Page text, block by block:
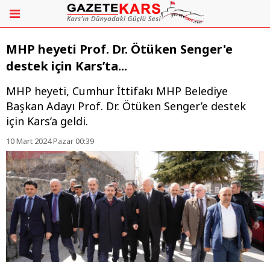
MHP heyeti Prof. Dr. Ötüken Senger'e
destek için Kars’ta...
MHP heyeti, Cumhur İttifakı MHP Belediye
Başkan Adayı Prof. Dr. Ötüken Senger’e destek
için Kars’a geldi.
10 Mart 2024 Pazar 00:39